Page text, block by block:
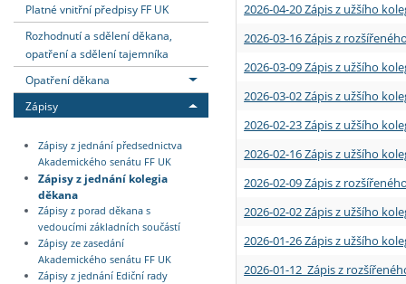
Platné vnitřní předpisy FF UK
Rozhodnutí a sdělení děkana,
opatření a sdělení tajemníka
Opatření děkana
Zápisy
Zápisy z jednání předsednictva
Akademického senátu FF UK
Zápisy z jednání kolegia
děkana
Zápisy z porad děkana s
vedoucími základních součástí
Zápisy ze zasedání
Akademického senátu FF UK
Zápisy z jednání Ediční rady
2026-04-20 Zápis z užšího
2026-03-16 Zápis z
2026-03-09 Zápis z užšího
2026-03-02 Zápis z užšího
2026-02-23 Zápis z užšího
2026-02-16 Zápis z užšího
2026-02-09 Zápis z
2026-02-02 Zápis z užšího
2026-01-26 Zápis z užšího
2026-01-12 Zápis z